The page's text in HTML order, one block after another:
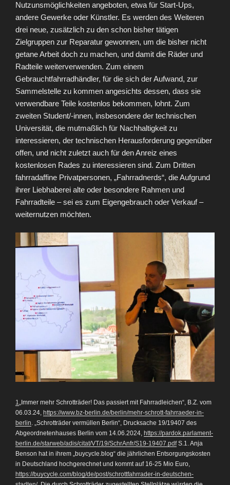
Nutzunsmöglichkeiten angeboten, etwa für Start-Ups,
andere Gewerke oder Künstler. Es werden des Weiteren
drei neue, zusätzlich zu den schon bisher tätigen
Zielgruppen zur Reparatur gewonnen, um die bisher nicht
getane Arbeit doch zu machen, und damit die Räder und
Radteile weiterverwenden. Zum einem
Gebrauchtfahrradhändler, für die sich der Aufwand, zur
Sammelstelle zu kommen angesichts dessen, dass sie
verwendbare Teile kostenlos bekommen, lohnt. Zum
zweiten Student/-innen, insbesondere der technischen
Universität, die mutmaßlich für Nachhaltigkeit zu
interessieren, der technischen Herausforderung gegenüber
offen, und nicht zuletzt auch für den Anreiz eines
kostenlosen Rades zu interessieren sind. Zum Dritten
fahrradaffine Privatpersonen, „Fahrradnerds“, die Aufgrund
ihrer Liebhaberei alte oder besondere Rahmen und
Fahrradteile – sei es zum Eigengebrauch oder Verkauf –
weiternutzen möchten.
1„Immer mehr Schrotträder! Das passiert mit Fahrradleichen“, B.Z. vom
06.03.24, https://www.bz-berlin.de/berlin/mehr-schrott-fahrraeder-in-
berlin. „Schrotträder vermüllen Berlin“, Drucksache 19/19407 des
Abgeordnetenhauses Berlin vom 14.06.2024, https://pardok.parlament-
berlin.de/starweb/adis/citat/VT/19/SchrAnfr/S19-19407.pdfS.1. Anja
Benson hat in ihrem „buycycle.blog“ die jährlichen Entsorgungskosten
in Deutschland hochgerechnet und kommt auf 16-25 Mio Euro,
https://buycycle.com/blog/de/post/schrottfahrrader-in-deutschen-